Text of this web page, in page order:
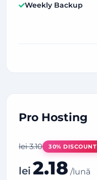
Weekly Backup
Pro Hosting
lei3.10 30% DISCOUNT
lei 2.18 /lună